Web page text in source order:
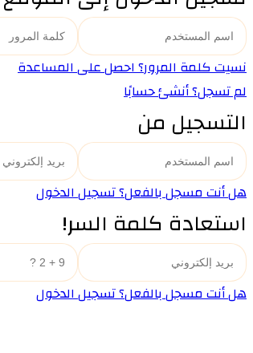
نسيت كلمة المرور؟ احصل على المساعدة
لم تسجل؟ أنشئ حسابًا
التسجيل من
هل أنت مسجل بالفعل؟ تسجيل الدخول
استعادة كلمة السر!
هل أنت مسجل بالفعل؟ تسجيل الدخول